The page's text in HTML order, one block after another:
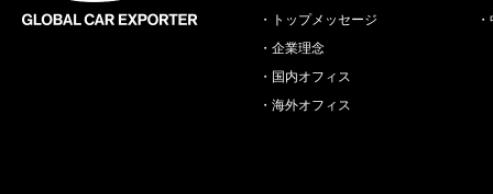
トップメッセージ
企業理念
国内オフィス
海外オフィス